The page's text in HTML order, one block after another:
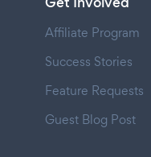
Affiliate Program
Success Stories
Feature Requests
Guest Blog Post